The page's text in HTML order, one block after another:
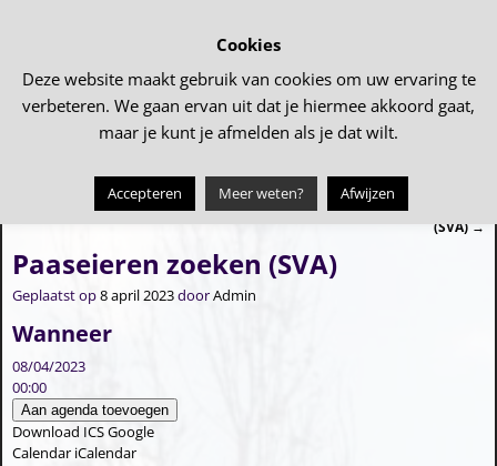
Bericht navigatie
Bingo (SVA)
Fietsen versieren voor Koningsdag
(SVA)→
Paaseieren zoeken (SVA)
Geplaatst op8 april 2023doorAdmin
Wanneer
08/04/2023
00:00
Aan agenda toevoegen
Download ICSGoogle
Calendar iCalendar
Cookies
Deze website maakt gebruik van cookies om uw ervaring te
verbeteren. We gaan ervan uit dat je hiermee akkoord gaat,
maar je kunt je afmelden als je dat wilt.
Accepteren Meer weten? Afwijzen